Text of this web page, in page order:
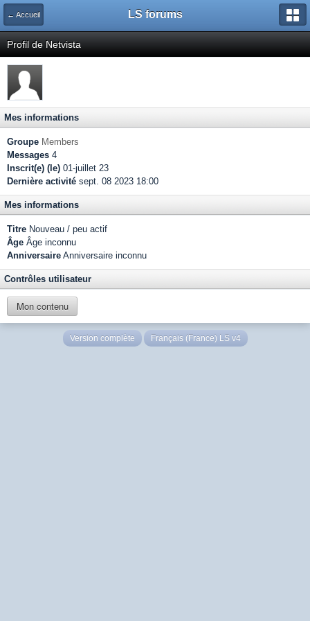
← Accueil LS forums
Profil de Netvista
Mes informations
Groupe Members
Messages 4
Inscrit(e) (le) 01-juillet 23
Dernière activité sept. 08 2023 18:00
Mes informations
Titre Nouveau / peu actif
Âge Âge inconnu
Anniversaire Anniversaire inconnu
Contrôles utilisateur
Mon contenu
Version complète Français (France) LS v4